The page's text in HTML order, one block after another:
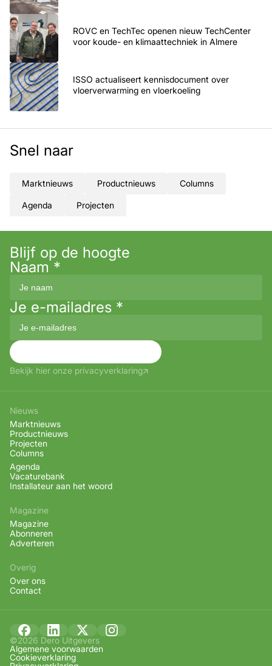
ROVC en TechTec openen nieuw TechCenter
voor koude- en klimaattechniek in Almere
ISSO actualiseert kennisdocument over
vloerverwarming en vloerkoeling
Snel naar
Marktnieuws Productnieuws Columns
Agenda Projecten
Blijf op de hoogte
Naam *
Je e-mailadres *
Bekijk hier onze privacyverklaring
Nieuws
Marktnieuws
Productnieuws
Projecten
Columns
Agenda
Vacaturebank
Installateur aan het woord
Magazine
Magazine
Abonneren
Adverteren
Overig
Over ons
Contact
©2026 Dero Uitgevers
Algemene voorwaarden
Cookieverklaring